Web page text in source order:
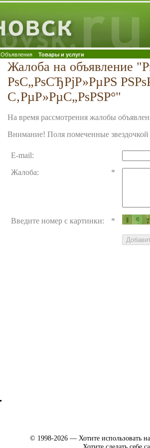
Объявления Товары и услуги
Жалоба на объявление
РѕС„РѕСЂРјР»РµРЅ
С‚РµР»РµС„РѕРЅР°"
На время рассмотрения жалобы
Внимание! Поля помеченные звездочкой
E-mail:
Жалоба:
*
Введите номер с картинки: *
© 1998-2026 — Хотите использовать